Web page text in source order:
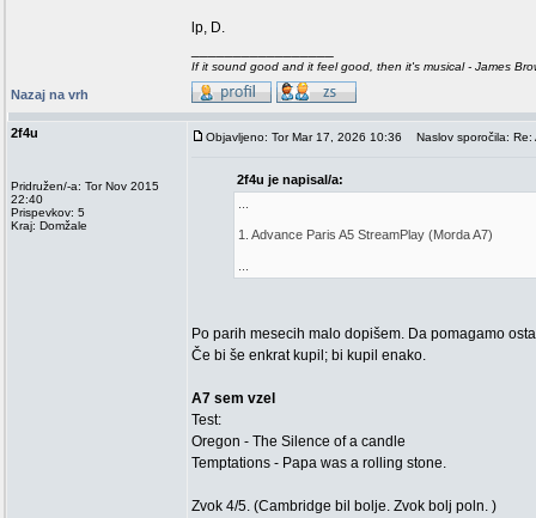
lp, D.
If it sound good and it feel good, then it's musical - James
Nazaj na vrh
2f4u
Pridružen/-a: Tor Nov 2015
22:40
Prispevkov: 5
Kraj: Domžale
Objavljeno: Tor Mar 17, 2026 10:36 Naslov sporočila: Re:
2f4u je napisal/a:
1. Advance Paris A5 StreamPlay (Morda A7)
Po parih mesecih malo dopišem. Da pomagamo
Če bi še enkrat kupil; bi kupil enako.
A7 sem vzel
Test:
Oregon - The Silence of a candle
Temptations - Papa was a rolling stone.
Zvok 4/5. (Cambridge bil bolje. Zvok bolj poln. )